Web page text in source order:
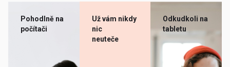
Pohodlně na
počítači
Už vám nikdy
nic
neuteče
Odkudkoli na
tabletu